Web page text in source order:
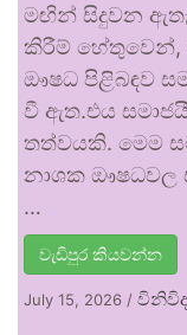
මඟින් සිදුවන
කිරීම් හේතුවෙන්,
ඖෂධ පිළිබඳව
වී ඇත.එය
තත්වයකි. මෙම
නාශක ඖෂධවල
…
වැඩිපුර කියවන්න
July 15, 2026 /